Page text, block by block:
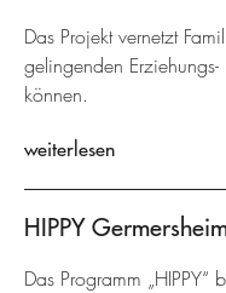
Das Projekt vernetzt
gelingenden
können.
weiterlesen
HIPPY
Das Programm „HIPPY“